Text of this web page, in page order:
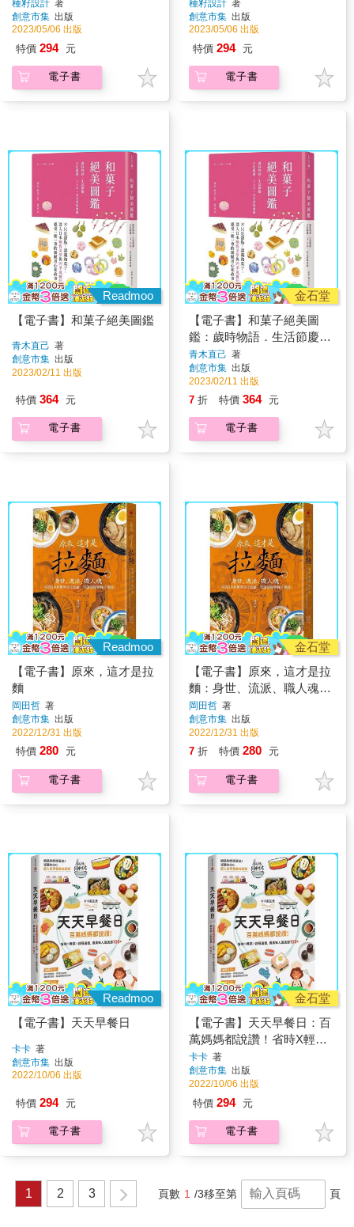
種籽設計 著
創意市集 出版
2023/05/06 出版
特價 294 元
電子書
種籽設計 著
創意市集 出版
2023/05/06 出版
特價 294 元
電子書
Readmoo
【電子書】和菓子絕美圖鑑
青木直己 著
創意市集 出版
2023/02/11 出版
特價 364 元
電子書
金石堂
【電子書】和菓子絕美圖
鑑：歲時物語．生活節慶．
文化解謎，350+日本尋味事
典
青木直己 著
創意市集 出版
2023/02/11 出版
7 折 特價 364 元
電子書
Readmoo
【電子書】原來，這才是拉
麵
岡田哲 著
創意市集 出版
2022/12/31 出版
特價 280 元
電子書
金石堂
【電子書】原來，這才是拉
麵：身世、流派、職人魂，
尋訪日本拉麵的文化底蘊、
烹調演變與極上進化
岡田哲 著
創意市集 出版
2022/12/31 出版
7 折 特價 280 元
電子書
Readmoo
【電子書】天天早餐日
卡卡 著
創意市集 出版
2022/10/06 出版
特價 294 元
電子書
金石堂
【電子書】天天早餐日：百
萬媽媽都說讚！省時X輕鬆
X超萌造型，最美味人氣食
譜100+
卡卡 著
創意市集 出版
2022/10/06 出版
特價 294 元
電子書
1 2 3 頁數 1 /3移至第 頁